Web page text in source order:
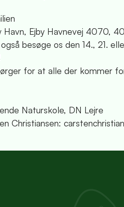
Havn, Ejby Havnevej 4070,
også besøge os den 14., 21.
for at alle der kommer
Naturskole, DN Lejre
Christiansen: